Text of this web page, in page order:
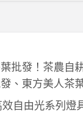
批發！茶農自
、東方美人茶
效自由光系列燈